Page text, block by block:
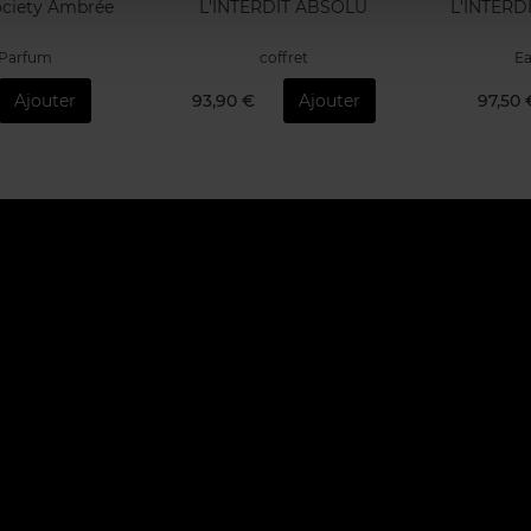
Ambrée
Ajouter
L'INTERDIT ABSOLU
coffret
93,90 € Ajouter 97,50